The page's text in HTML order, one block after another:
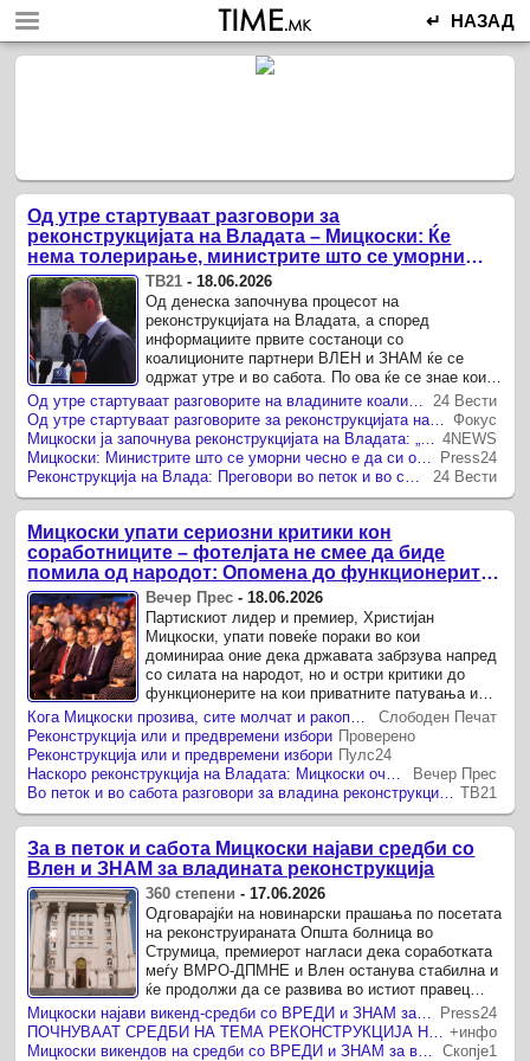
↵ НАЗАД
Од утре стартуваат разговори за
реконструкцијата на Владата – Мицкоски: Ќе
нема толерирање, министрите што се уморни
чесно е да си одат
ТВ21 - 18.06.2026
Од денеска започнува процесот на
реконструкцијата на Владата, а според
информациите првите состаноци со
коалиционите партнери ВЛЕН и ЗНАМ ќе се
одржат утре и во сабота. По ова ќе се знае кои
министри и директори ќе ги напуштат позициите
поради немање резултати во нивното ...
24 Вести
Фокус
4NEWS
Press24
24 Вести
Мицкоски упати сериозни критики кон
соработниците – фотелјата не смее да биде
помила од народот: Опомена до функционерите:
Ако сте уморни, заминете!
Вечер Прес - 18.06.2026
Партискиот лидер и премиер, Христијан
Мицкоски, упати повеќе пораки во кои
доминираа оние дека државата забрзува напред
со силата на народот, но и остри критики до
функционерите на кои приватните патувања им
станале помили од посетата на села и на
градови.
Слободен Печат
Реконструкција или и предвремени избори Проверено
Реконструкција или и предвремени избори Пулс24
Вечер Прес
ТВ21
За в петок и сабота Мицкоски најави средби со
Влен и ЗНАМ за владината реконструкција
360 степени -17.06.2026
Одговарајќи на новинарски прашања по посетата
на реконструираната Општа болница во
Струмица, премиерот нагласи дека соработката
меѓу ВМРО-ДПМНЕ и Влен останува стабилна и
ќе продолжи да се развива во истиот правец
Премиерот Христијан Мицкоски денеска
информираше дека во петок и ...
Мицкоски најави викенд-средби со ВРЕДИ и ЗНАМ за реконструкција на Владата
Press24
ПОЧНУВААТ СРЕДБИ НА ТЕМА РЕКОНСТРУКЦИЈА НА ВЛАДА Соработката на ВМРО-ДПМНЕ и Вреди продолжува како досега +инфо
Мицкоски викендов на средби со ВРЕДИ и ЗНАМ за владината реконструкција
Скопје1